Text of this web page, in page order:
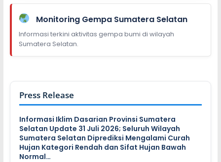
Monitoring Gempa Sumatera Selatan
Informasi terkini aktivitas gempa bumi di wilayah
Sumatera Selatan.
Press Release
Informasi Iklim Dasarian Provinsi Sumatera
Selatan Update 31 Juli 2026; Seluruh Wilayah
Sumatera Selatan Diprediksi Mengalami Curah
Hujan Kategori Rendah dan Sifat Hujan Bawah
Normal…